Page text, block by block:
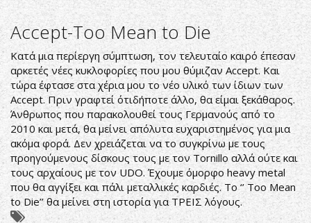
Lake
of
Tears-
Ominous
Accept-Too Mean to Die
Κατά μια περίεργη σύμπτωση, τον τελευταίο καιρό έπεσαν
αρκετές νέες κυκλοφορίες που μου θύμιζαν Accept. Και
τώρα έφτασε στα χέρια μου το νέο υλικό των ίδιων των
Accept. Πριν γραφτεί ότιδήποτε άλλο, θα είμαι ξεκάθαρος.
Άνθρωπος που παρακολουθεί τους Γερμανούς από το
2010 και μετά, θα μείνει απόλυτα ευχαριστημένος για μια
ακόμα φορά. Δεν χρειάζεται να το συγκρίνω με τους
προηγούμενους δίσκους τους με τον Tornillo αλλά ούτε και
τους αρχαίους με τον UDO. Έχουμε όμορφο heavy metal
που θα αγγίξει και πάλι μεταλλικές καρδιές. Το ‘’ Too Mean
to Die’’ θα μείνει στη ιστορία για ΤΡΕΙΣ λόγους.